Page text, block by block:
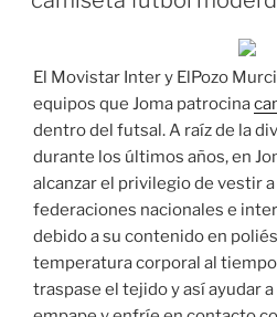
El Movistar Inter y ElPozo
equipos que Joma patrocina
dentro del futsal. A raíz de la
durante los últimos años, en
alcanzar el privilegio de vestir
federaciones nacionales e
debido a su contenido en
temperatura corporal al
traspase el tejido y así ayudar